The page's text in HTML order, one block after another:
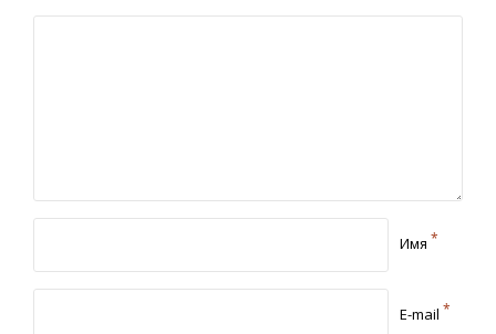
Имя *
E-mail *